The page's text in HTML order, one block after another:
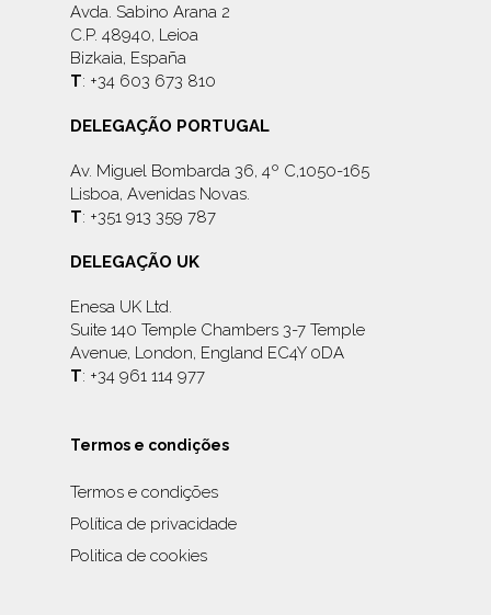
Avda. Sabino Arana 2
C.P. 48940, Leioa
Bizkaia, España
T: +34 603 673 810
DELEGAÇÃO PORTUGAL
Av. Miguel Bombarda 36, 4º C,1050-165
Lisboa, Avenidas Novas.
T: +351 913 359 787
DELEGAÇÃO UK
Enesa UK Ltd.
Suite 140 Temple Chambers 3-7 Temple
Avenue, London, England EC4Y 0DA
T: +34 961 114 977
Termos e condições
Termos e condições
Política de privacidade
Politica de cookies